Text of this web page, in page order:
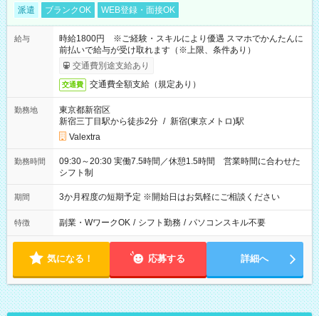
派遣 ブランクOK WEB登録・面接OK
給与
時給1800円 ※ご経験・スキルにより優遇 スマホでかんたんに
前払いで給与が受け取れます（※上限、条件あり）
交通費別途支給あり
交通費 交通費全額支給（規定あり）
勤務地
東京都新宿区
新宿三丁目駅から徒歩2分 / 新宿(東京メトロ)駅
Valextra
勤務時間
09:30～20:30 実働7.5時間／休憩1.5時間 営業時間に合わせた
シフト制
期間 3か月程度の短期予定 ※開始日はお気軽にご相談ください
特徴 副業・WワークOK / シフト勤務 / パソコンスキル不要
気になる！ 応募する 詳細へ